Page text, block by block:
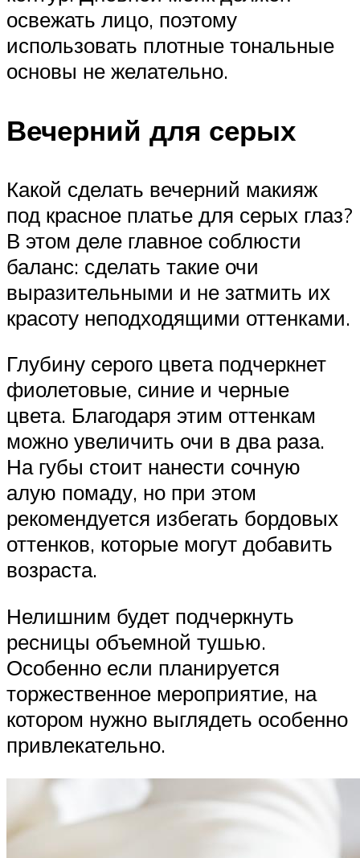
освежать лицо, поэтому
использовать плотные тональные
основы не желательно.
Вечерний для серых
Какой сделать вечерний макияж
под красное платье для серых глаз?
В этом деле главное соблюсти
баланс: сделать такие очи
выразительными и не затмить их
красоту неподходящими оттенками.
Глубину серого цвета подчеркнет
фиолетовые, синие и черные
цвета. Благодаря этим оттенкам
можно увеличить очи в два раза.
На губы стоит нанести сочную
алую помаду, но при этом
рекомендуется избегать бордовых
оттенков, которые могут добавить
возраста.
Нелишним будет подчеркнуть
ресницы объемной тушью.
Особенно если планируется
торжественное мероприятие, на
котором нужно выглядеть особенно
привлекательно.